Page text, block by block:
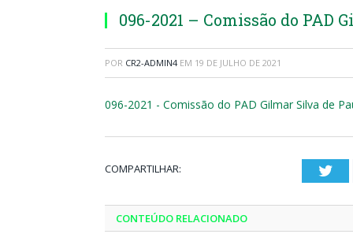
096-2021 – Comissão do PAD
POR CR2-ADMIN4 EM 19 DE JULHO DE 2021
096-2021 - Comissão do PAD Gilmar Silva de
COMPARTILHAR:
CONTEÚDO RELACIONADO